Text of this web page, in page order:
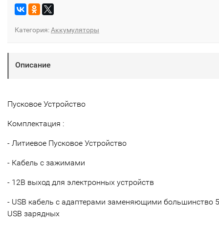
Категория:Аккумуляторы
Описание
Пусковое Устройство
Комплектация :
- Литиевое Пусковое Устройство
- Кабель с зажимами
- 12В выход для электронных устройств
- USB кабель с адаптерами заменяющими большинство
USB зарядных